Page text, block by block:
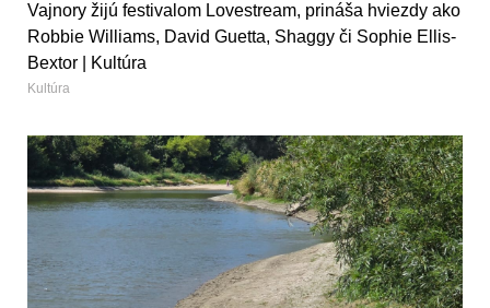
Vajnory žijú festivalom Lovestream, prináša hviezdy ako
Robbie Williams, David Guetta, Shaggy či Sophie Ellis-
Bextor | Kultúra
Kultúra